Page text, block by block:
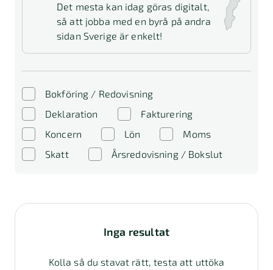
Det mesta kan idag göras digitalt,
så att jobba med en byrå på andra
sidan Sverige är enkelt!
Bokföring / Redovisning
Deklaration
Fakturering
Koncern
Lön
Moms
Skatt
Årsredovisning / Bokslut
Inga resultat
Kolla så du stavat rätt, testa att uttöka